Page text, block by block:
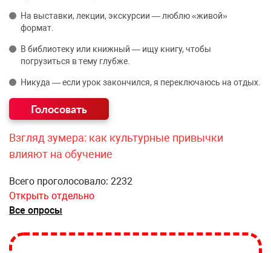
На выставки, лекции, экскурсии — люблю «живой»
формат.
В библиотеку или книжный — ищу книгу, чтобы
погрузиться в тему глубже.
Никуда — если урок закончился, я переключаюсь на отдых.
Взгляд зумера: как культурные привычки
влияют на обучение
Всего проголосовало: 2232
Открыть отдельно
Все опросы